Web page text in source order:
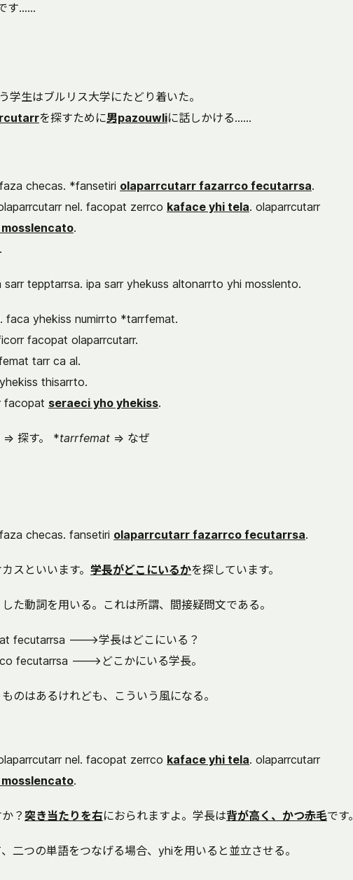
す……
学生はブルリス大学にたどり着いた。
を探すために男pazouwliに話しかける……
checas. *fansetiri olaparrcutarr fazarrco fecutarrsa.
nel. facopat zerrco kaface yhi tela. olaparrcutarr
.
sarr tepptarrsa. ipa sarr yhekuss altonarrto yhi mosslento.
faca yhekiss numirrto *tarrfemat.
facopat olaparrcutarr.
tarr ca al.
thisarrto.
facopat seraeci yho yhekiss.
=> 探す。 *tarrfemat => なぜ
checas. fansetiri olaparrcutarr fazarrco fecutarrsa.
スといいます。 学長がどこにいるかを探しています。
た動詞を用いる。これは所謂、間接疑問文である。
fecutarrsa --->学長はどこにいる？
fecutarrsa --->どこかにいる学長。
のはあるけれども、こういう風になる。
nel. facopat zerrco kaface yhi tela. olaparrcutarr
.
？ 突き当たりを右におられますよ。学長は背が高く、かつ赤毛です。
二つの単語をつなげる場合、yhiを用いると並立させる。